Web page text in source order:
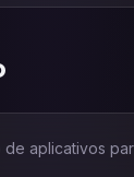
aplicativos